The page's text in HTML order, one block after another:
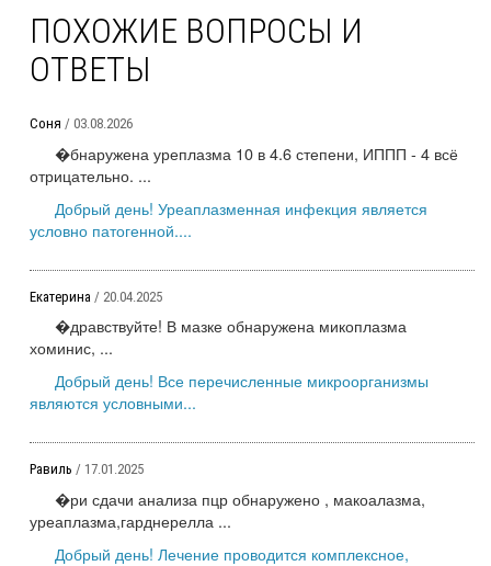
ПОХОЖИЕ ВОПРОСЫ И
ОТВЕТЫ
Соня / 03.08.2026
�бнаружена уреплазма 10 в 4.6 степени, ИППП - 4 всё
отрицательно. ...
Добрый день! Уреаплазменная инфекция является
условно патогенной....
Екатерина / 20.04.2025
�дравствуйте! В мазке обнаружена микоплазма
хоминис, ...
Добрый день! Все перечисленные микроорганизмы
являются условными...
Равиль / 17.01.2025
�ри сдачи анализа пцр обнаружено , макоалазма,
уреаплазма,гарднерелла ...
Добрый день! Лечение проводится комплексное,